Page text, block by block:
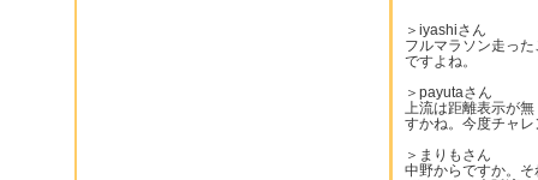
＞iyashiさん
フルマラソン走っ
ですよね。
＞payutaさん
上流は距離表示が
すかね。今度チャ
＞まりもさん
中野からですか。